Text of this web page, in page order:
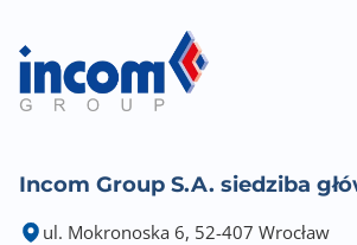
Nasycenie kolorów
125% (sRGB)
Pobór energii (podczas pracy)
Incom Group S.A. siedziba
ul. Mokronoska 6, 52-407 Wrocław